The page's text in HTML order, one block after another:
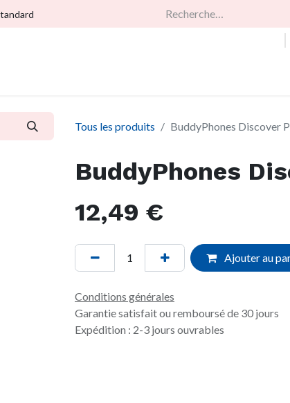
Tous les produits BuddyPhones Discover
BuddyPhones
12,49 €
Ajouter au
Conditions générales
Garantie satisfait ou remboursé de 30 jours
Expédition : 2-3 jours ouvrables